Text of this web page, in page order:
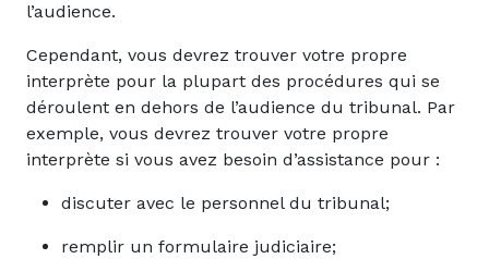
l’audience.
Cependant, vous devrez trouver votre propre
interprète pour la plupart des procédures qui se
déroulent en dehors de l’audience du tribunal. Par
exemple, vous devrez trouver votre propre
interprète si vous avez besoin d’assistance pour :
discuter avec le personnel du tribunal;
remplir un formulaire judiciaire;